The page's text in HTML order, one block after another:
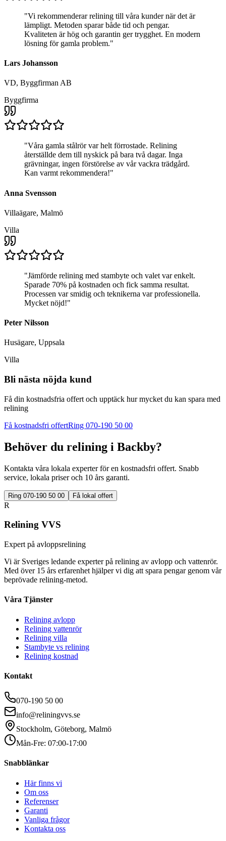
"Vi rekommenderar relining till våra kunder när det är
lämpligt. Metoden sparar både tid och pengar.
Kvaliteten är hög och garantin ger trygghet. En modern
lösning för gamla problem."
Lars Johansson
VD, Byggfirman AB
Byggfirma
"Våra gamla stålrör var helt förrostade. Relining
återställde dem till nyskick på bara två dagar. Inga
grävningar, ingen förstörelse av vår vackra trädgård.
Kan varmt rekommendera!"
Anna Svensson
Villaägare, Malmö
Villa
"Jämförde relining med stambyte och valet var enkelt.
Sparade 70% på kostnaden och fick samma resultat.
Processen var smidig och teknikerna var professionella.
Mycket nöjd!"
Peter Nilsson
Husägare, Uppsala
Villa
Bli nästa nöjda kund
Få din kostnadsfria offert och upptäck hur mycket du kan spara med
relining
Få kostnadsfri offertRing 070-190 50 00
Behöver du relining i Backby?
Kontakta våra lokala experter för en kostnadsfri offert. Snabb
service, lokala priser och 10 års garanti.
Ring 070-190 50 00 Få lokal offert
R
Relining VVS
Expert på avloppsrelining
Vi är Sveriges ledande experter på relining av avlopp och vattenrör.
Med över 15 års erfarenhet hjälper vi dig att spara pengar genom vår
beprövade relining-metod.
Våra Tjänster
Relining avlopp
Relining vattenrör
Relining villa
Stambyte vs relining
Relining kostnad
Kontakt
070-190 50 00
info@reliningvvs.se
Stockholm, Göteborg, Malmö
Mån-Fre: 07:00-17:00
Snabblänkar
Här finns vi
Om oss
Referenser
Garanti
Vanliga frågor
Kontakta oss